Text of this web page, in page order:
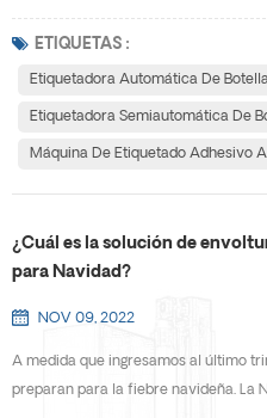
de alta producción que permiten una
de impresión y aplicación hasta
ETIQUETAS :
Etiquetadora Automática De
Etiquetadora Semiautomática De
Máquina De Etiquetado Adhesivo
¿Cuál es la solución de
para Navidad?
NOV 09, 2022
A medida que ingresamos al último
preparan para la fiebre navideña. La